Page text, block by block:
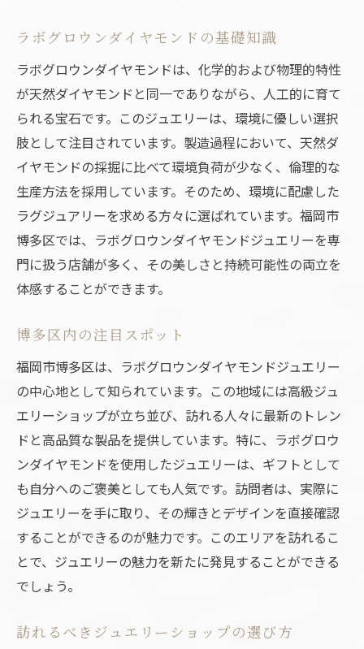
ラボグロウンダイヤモンドが人気の理由
ジュエリーショップが提供するサービス
ラボグロウンダイヤモンドの特性と魅力
ショップのデザインへのこだわり
購入者の声から見る魅力
ジュエリーショップがもたらす独自の体験
ラボグロウンダイヤモンドが福岡市博多区で選
ばれる理由
環境に優しい選択肢としての魅力
消費者に支持される理由
地域のジュエリー文化との融合
地元専門店の信頼性
未来志向のジュエリー選び
ギフトやご褒美に最適なラボグロウンダイヤモ
ンドジュエリー
特別な日のためのギフト選び
自分へのご褒美に選びたいジュエリー
贈り物としての魅力
パーソナルなジュエリー選び
感
ラボグロウンダイヤモンドの基礎知識
ラボグロウンダイヤモンドは、化学的および物理的特性
が天然ダイヤモンドと同一でありながら、人工的に育て
られる宝石です。このジュエリーは、環境に優しい選択
肢として注目されています。製造過程において、天然ダ
イヤモンドの採掘に比べて環境負荷が少なく、倫理的な
生産方法を採用しています。そのため、環境に配慮した
ラグジュアリーを求める方々に選ばれています。福岡市
博多区では、ラボグロウンダイヤモンドジュエリーを専
門に扱う店舗が多く、その美しさと持続可能性の両立を
体感することができます。
博多区内の注目スポット
福岡市博多区は、ラボグロウンダイヤモンドジュエリー
の中心地として知られています。この地域には高級ジュ
エリーショップが立ち並び、訪れる人々に最新のトレン
ドと高品質な製品を提供しています。特に、ラボグロウ
ンダイヤモンドを使用したジュエリーは、ギフトとして
も自分へのご褒美としても人気です。訪問者は、実際に
ジュエリーを手に取り、その輝きとデザインを直接確認
することができるのが魅力です。このエリアを訪れるこ
とで、ジュエリーの魅力を新たに発見することができる
でしょう。
訪れるべきジュエリーショップの選び方